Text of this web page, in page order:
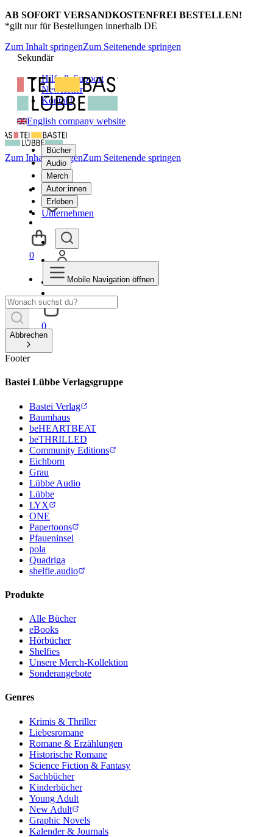
AB SOFORT VERSANDKOSTENFREI BESTELLEN!
*gilt nur für Bestellungen innerhalb DE
Zum Inhalt springenZum Seitenende springen
Sekundär
Hilfe & Support
Newsletter
Kontakt
English company website
Bücher
Audio
Merch
Autor:innen
Erleben
Unternehmen
0
Zum Inhalt springenZum Seitenende springen
0
Mobile Navigation öffnen
Abbrechen
Footer
Bastei Lübbe Verlagsgruppe
Bastei Verlag
Baumhaus
beHEARTBEAT
beTHRILLED
Community Editions
Eichborn
Grau
Lübbe Audio
Lübbe
LYX
ONE
Papertoons
Pfaueninsel
pola
Quadriga
shelfie.audio
Produkte
Alle Bücher
eBooks
Hörbücher
Shelfies
Unsere Merch-Kollektion
Sonderangebote
Genres
Krimis & Thriller
Liebesromane
Romane & Erzählungen
Historische Romane
Science Fiction & Fantasy
Sachbücher
Kinderbücher
Young Adult
New Adult
Graphic Novels
Kalender & Journals